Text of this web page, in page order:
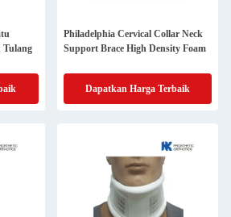
Tulang
Philadelphia Cervical Collar Neck
Support Brace High Density Foam
Dapatkan Harga Terbaik